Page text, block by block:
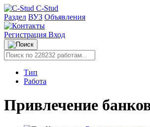
C-Stud
Раздел ВУЗ Объявления
Регистрация Вход
Тип
Работа
Привлечение